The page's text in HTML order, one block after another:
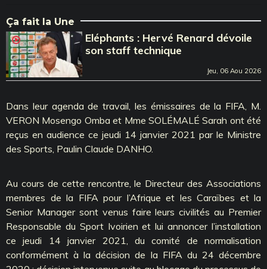
Ça fait la Une
Eléphants : Hervé Renard dévoile
son staff technique
Jeu, 06 Aou 2026
Dans leur agenda de travail, les émissaires de la FIFA, M.
VERON Mosengo Omba et Mme SOLÉMALÉ Sarah ont été
reçus en audience ce jeudi 14 janvier 2021 par le Ministre
des Sports, Paulin Claude DANHO.
Au cours de cette rencontre, le Directeur des Associations
membres de la FIFA pour l’Afrique et les Caraïbes et la
Senior Manager sont venus faire leurs civilités au Premier
Responsable du Sport Ivoirien et lui annoncer l’installation
ce jeudi 14 janvier 2021, du comité de normalisation
conformément à la décision de la FIFA du 24 décembre